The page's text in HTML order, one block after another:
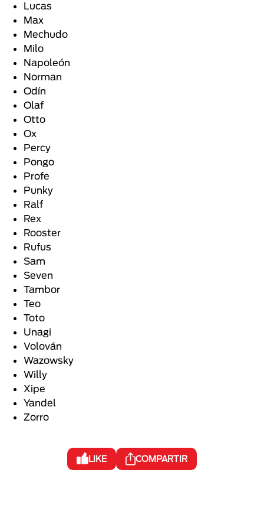
Lucas
Max
Mechudo
Milo
Napoleón
Norman
Odín
Olaf
Otto
Ox
Percy
Pongo
Profe
Punky
Ralf
Rex
Rooster
Rufus
Sam
Seven
Tambor
Teo
Toto
Unagi
Volován
Wazowsky
Willy
Xipe
Yandel
Zorro
LIKE COMPARTIR